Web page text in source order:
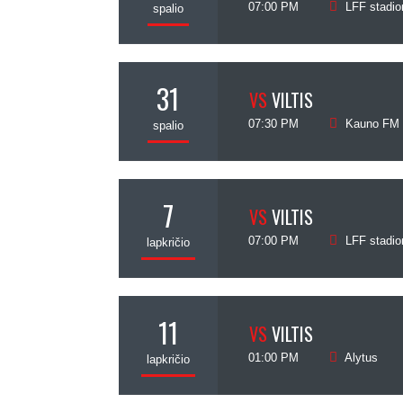
spalio 07:00 PM LFF
31
spalio
VS VILTIS
07:30 PM Kauno FM
7
lapkričio
VS VILTIS
07:00 PM LFF
11
lapkričio
VS VILTIS
01:00 PM Alytus